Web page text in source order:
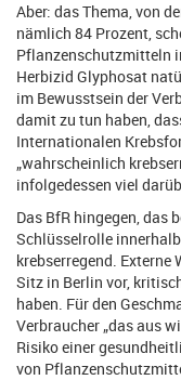
Aber: das Thema, von
nämlich 84 Prozent,
Pflanzenschutzmitteln
Herbizid Glyphosat
im Bewusstsein der
damit zu tun haben,
Internationalen
„wahrscheinlich
infolgedessen viel
Das BfR hingegen, das
Schlüsselrolle
krebserregend.
Sitz in Berlin vor,
haben. Für den
Verbraucher „das aus
Risiko einer
von